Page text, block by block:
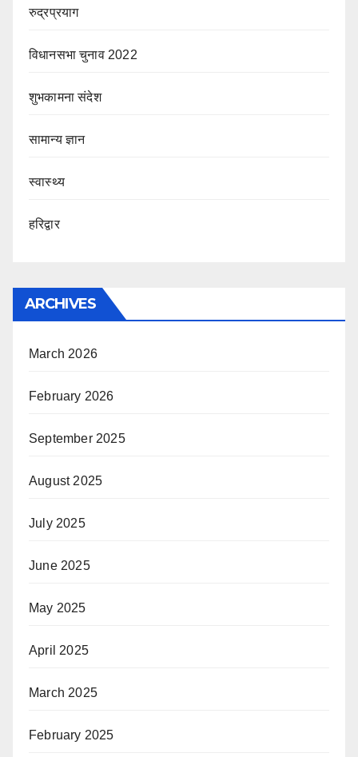
रुद्रप्रयाग
विधानसभा चुनाव 2022
शुभकामना संदेश
सामान्य ज्ञान
स्वास्थ्य
हरिद्वार
ARCHIVES
March 2026
February 2026
September 2025
August 2025
July 2025
June 2025
May 2025
April 2025
March 2025
February 2025